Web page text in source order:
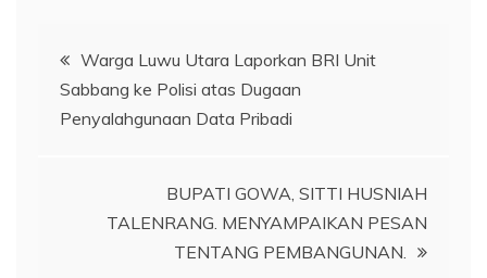
Navigasi
pos
Warga Luwu Utara Laporkan BRI Unit
Sabbang ke Polisi atas Dugaan
Penyalahgunaan Data Pribadi
BUPATI GOWA, SITTI HUSNIAH
TALENRANG. MENYAMPAIKAN PESAN
TENTANG PEMBANGUNAN.